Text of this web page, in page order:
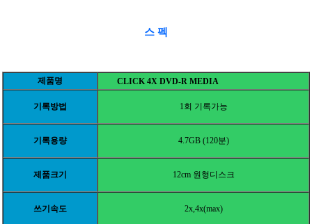
스 펙
제품명 CLICK 4X DVD-R MEDIA
기록방법 1회 기록가능
기록용량 4.7GB (120분)
제품크기 12cm 원형디스크
쓰기속도 2x,4x(max)